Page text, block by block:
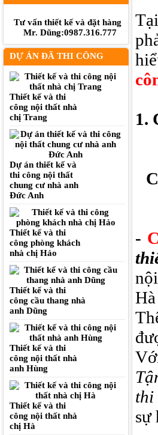
Tư vấn thiết kế và đặt hàng
Mr. Dũng:0987.316.777
DỰ ÁN ĐÃ THI CÔNG
Thiết kế và thi
công nội thất nhà
chị Trang
Dự án thiết kế và
thi công nội thất
chung cư nhà anh
Đức Anh
Thiết kế và thi
công phòng khách
nhà chị Hảo
Thiết kế và thi
công cầu thang nhà
anh Dũng
Thiết kế và thi
công nội thất nhà
anh Hùng
Thiết kế và thi
công nội thất nhà
chị Hà
1.
-
thi
sự